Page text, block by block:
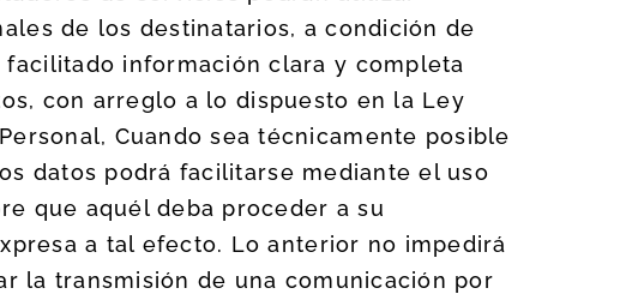
de los destinatarios, a condición de
información clara y completa
con arreglo a lo dispuesto en la Ley
Cuando sea técnicamente posible
datos podrá facilitarse mediante el uso
que aquél deba proceder a su
a tal efecto. Lo anterior no impedirá
la transmisión de una comunicación por